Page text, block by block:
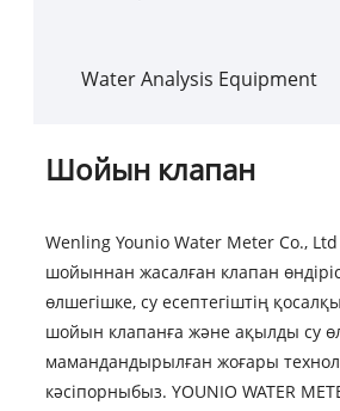
Water Analysis Equipment
Шойын клапан
Wenling Younio Water Meter Co.,
шойыннан жасалған клапан
өлшегішке, су есептегіштің
шойын клапанға және ақылды су
мамандандырылған жоғары
кәсіпорныбыз. YOUNIO WATER